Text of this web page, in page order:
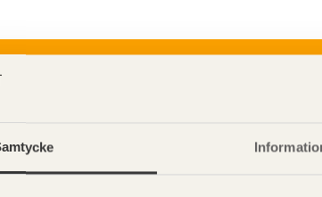
är svensk
för att beskriva